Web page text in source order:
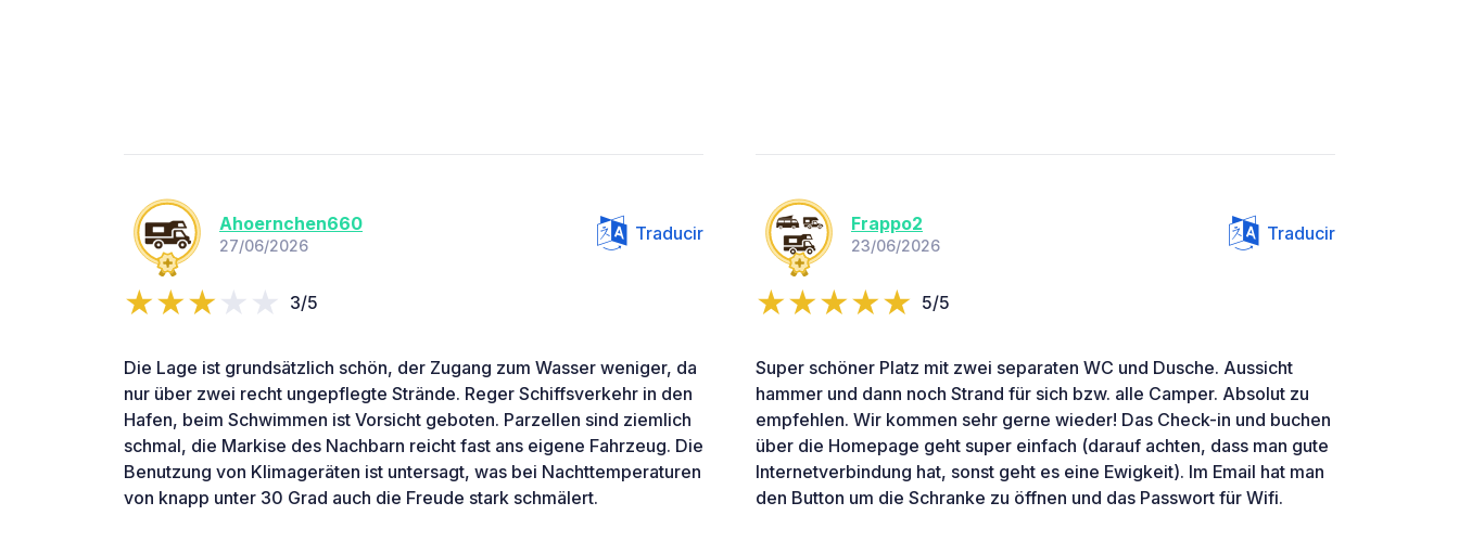
Ahoernchen660
27/06/2026
Traducir
3/5
Die Lage ist grundsätzlich schön, der Zugang zum Wasser weniger, da
nur über zwei recht ungepflegte Strände. Reger Schiffsverkehr in den
Hafen, beim Schwimmen ist Vorsicht geboten. Parzellen sind ziemlich
schmal, die Markise des Nachbarn reicht fast ans eigene Fahrzeug. Die
Benutzung von Klimageräten ist untersagt, was bei Nachttemperaturen
von knapp unter 30 Grad auch die Freude stark schmälert.
Frappo2
23/06/2026
Traducir
5/5
Super schöner Platz mit zwei separaten WC und Dusche. Aussicht
hammer und dann noch Strand für sich bzw. alle Camper. Absolut zu
empfehlen. Wir kommen sehr gerne wieder! Das Check-in und buchen
über die Homepage geht super einfach (darauf achten, dass man gute
Internetverbindung hat, sonst geht es eine Ewigkeit). Im Email hat man
den Button um die Schranke zu öffnen und das Passwort für Wifi.